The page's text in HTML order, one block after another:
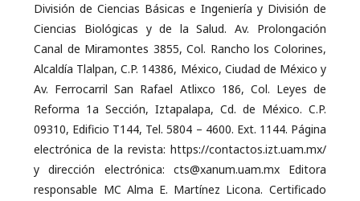
División de Ciencias Básicas e Ingeniería y División de
Ciencias Biológicas y de la Salud. Av. Prolongación
Canal de Miramontes 3855, Col. Rancho los Colorines,
Alcaldía Tlalpan, C.P. 14386, México, Ciudad de México y
Av. Ferrocarril San Rafael Atlixco 186, Col. Leyes de
Reforma 1a Sección, Iztapalapa, Cd. de México. C.P.
09310, Edificio T144, Tel. 5804 – 4600. Ext. 1144. Página
electrónica de la revista: https://contactos.izt.uam.mx/
y dirección electrónica: cts@xanum.uam.mx Editora
responsable MC Alma E. Martínez Licona. Certificado